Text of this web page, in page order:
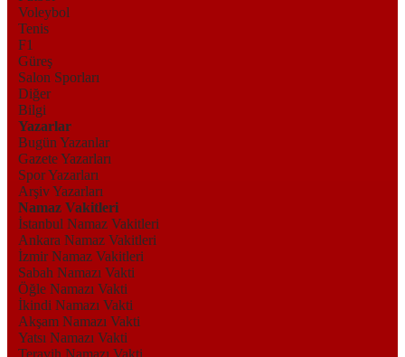
Voleybol
Tenis
F1
Güreş
Salon Sporları
Diğer
Bilgi
Yazarlar
Bugün Yazanlar
Gazete Yazarları
Spor Yazarları
Arşiv Yazarları
Namaz Vakitleri
İstanbul Namaz Vakitleri
Ankara Namaz Vakitleri
İzmir Namaz Vakitleri
Sabah Namazı Vakti
Öğle Namazı Vakti
İkindi Namazı Vakti
Akşam Namazı Vakti
Yatsı Namazı Vakti
Teravih Namazı Vakti